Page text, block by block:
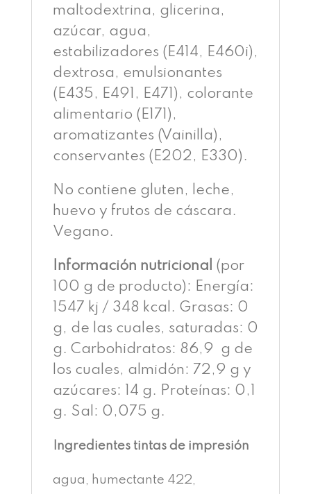
maltodextrina, glicerina,
azúcar, agua,
estabilizadores (E414, E460i),
dextrosa, emulsionantes
(E435, E491, E471), colorante
alimentario (E171),
aromatizantes (Vainilla),
conservantes (E202, E330).
No contiene gluten, leche,
huevo y frutos de cáscara.
Vegano.
Información nutricional (por
100 g de producto): Energía:
1547 kj / 348 kcal. Grasas: 0
g, de las cuales, saturadas: 0
g. Carbohidratos: 86,9 g de
los cuales, almidón: 72,9 g y
azúcares: 14 g. Proteínas: 0,1
g. Sal: 0,075 g.
Ingredientes tintas de impresión
agua, humectante 422,